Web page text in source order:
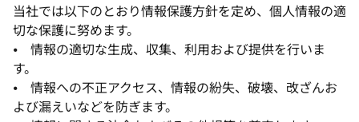
当社では以下のとおり情報保護方針を定め、個人情報の適
切な保護に努めます。
⦁ 情報の適切な生成、収集、利用および提供を行いま
す。
⦁ 情報への不正アクセス、情報の紛失、破壊、改ざんお
よび漏えいなどを防ぎます。